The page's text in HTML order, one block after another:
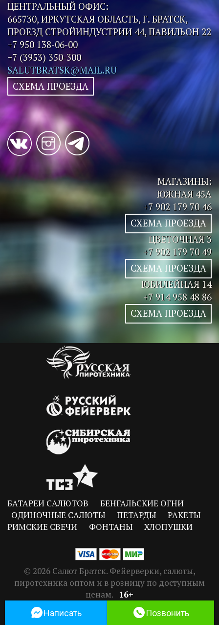
ЦЕНТРАЛЬНЫЙ ОФИС:
665730, ИРКУТСКАЯ ОБЛАСТЬ, Г. БРАТСК,
ПРОЕЗД СТРОЙИНДУСТРИИ 44, ПАВИЛЬОН 22
+7 950 138-06-00
+7 (3953) 350-300
SALUTBRATSK@MAIL.RU
СХЕМА ПРОЕЗДА
МАГАЗИНЫ:
ЮЖНАЯ 45А
+7 902 179 70 46
СХЕМА ПРОЕЗДА
ЦВЕТОЧНАЯ 3
+7 902 179 70 49
СХЕМА ПРОЕЗДА
ЮБИЛЕЙНАЯ 14
+7 914 958 48 86
СХЕМА ПРОЕЗДА
БАТАРЕИ САЛЮТОВ
БЕНГАЛЬСКИЕ ОГНИ
ОДИНОЧНЫЕ САЛЮТЫ
ПЕТАРДЫ
РАКЕТЫ
РИМСКИЕ СВЕЧИ
ФОНТАНЫ ХЛОПУШКИ
© 2026 Салют Братск. Фейерверки, салюты,
пиротехника оптом и в розницу по доступным
ценам. 16+
Создание сайта: Михаил Илларионов (Электронный Партнер)
Написать Позвонить